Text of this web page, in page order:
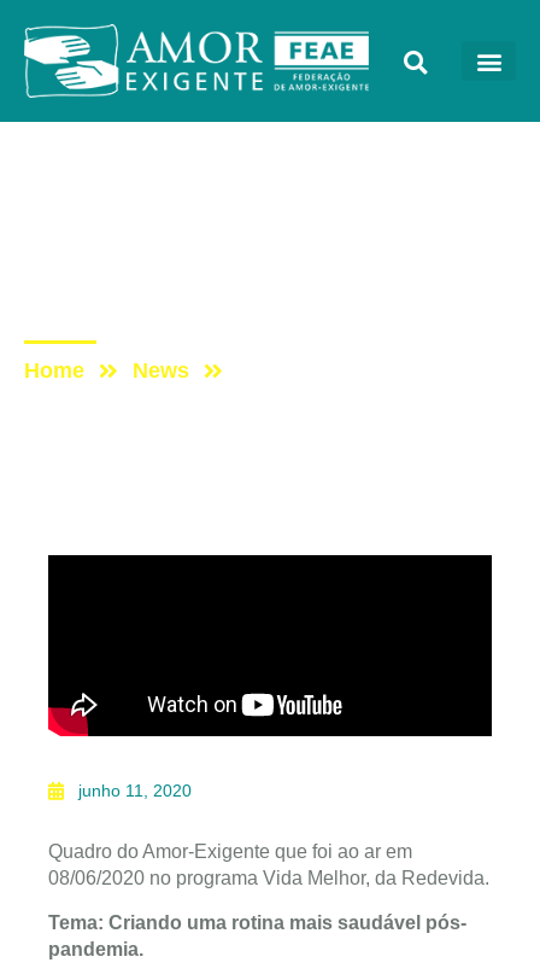
Home News
junho 11, 2020
Quadro do Amor-Exigente que foi ao ar em
08/06/2020 no programa Vida Melhor, da Redevida.
Tema: Criando uma rotina mais saudável pós-
pandemia.